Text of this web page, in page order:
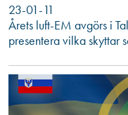
23-01-11
Årets luft-EM avgörs i
presentera vilka skyttar